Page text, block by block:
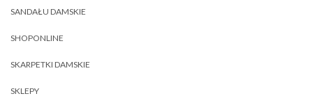
SANDAŁU DAMSKIE
SHOPONLINE
SKARPETKI DAMSKIE
SKLEPY